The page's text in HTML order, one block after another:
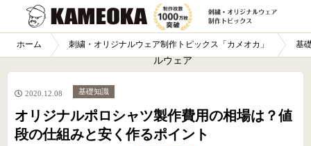
オリジナ
ルウェア
信頼 制
作枚数1
ホーム 刺繍・オリジナルウェア制作トピックス「カメオカ」 基
2020.12.08 基礎知識
オリジナルポロシャツ製作費用の相場は？値
段の仕組みと安く作るポイント